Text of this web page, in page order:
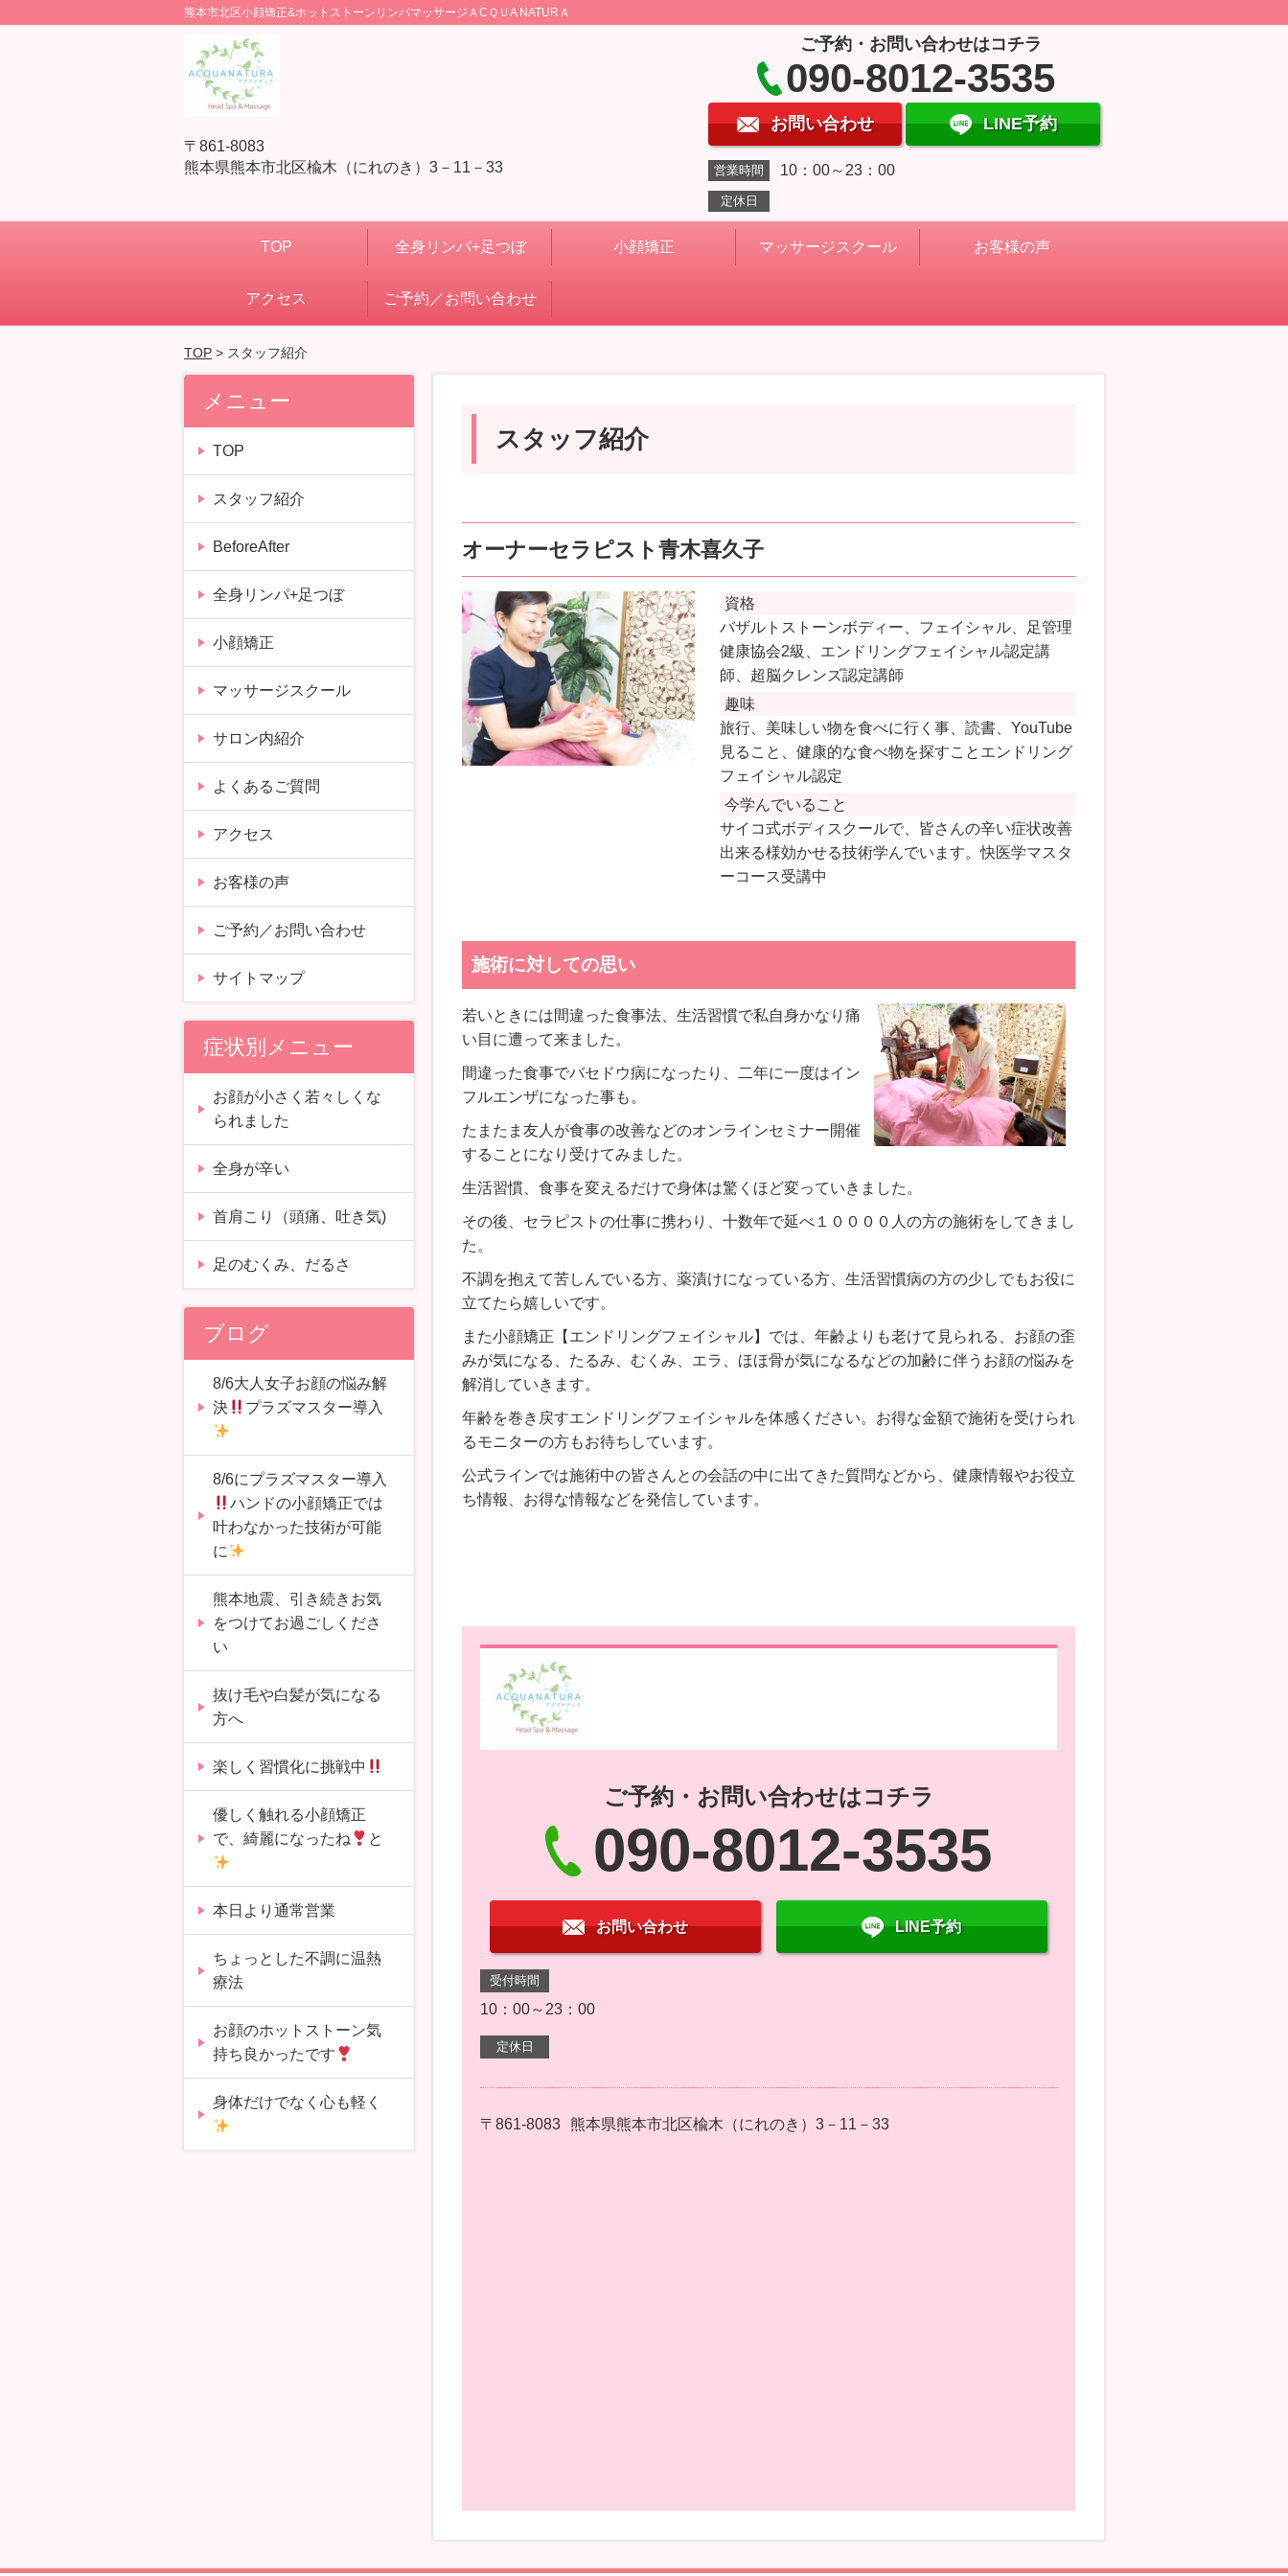
熊本市北区小顔矯正&ホットストーンリンパマッサージＡCＱＵA NATURＡ
〒861-8083
熊本県熊本市北区楡木（にれのき）3－11－33
ご予約・お問い合わせはコチラ
090-8012-3535
お問い合わせ LINE予約
営業時間 10：00～23：00
定休日
TOP 全身リンパ+足つぼ 小顔矯正 マッサージスクール お客様の声
アクセス ご予約／お問い合わせ
TOP > スタッフ紹介
スタッフ紹介
オーナーセラピスト青木喜久子
資格
バザルトストーンボディー、フェイシャル、足管理
健康協会2級、エンドリングフェイシャル認定講
師、超脳クレンズ認定講師
趣味
旅行、美味しい物を食べに行く事、読書、YouTube
見ること、健康的な食べ物を探すことエンドリング
フェイシャル認定
今学んでいること
サイコ式ボディスクールで、皆さんの辛い症状改善
出来る様効かせる技術学んでいます。快医学マスタ
ーコース受講中
施術に対しての思い
若いときには間違った食事法、生活習慣で私自身かなり痛
い目に遭って来ました。
間違った食事でバセドウ病になったり、二年に一度はイン
フルエンザになった事も。
たまたま友人が食事の改善などのオンラインセミナー開催
することになり受けてみました。
生活習慣、食事を変えるだけで身体は驚くほど変っていきました。
その後、セラピストの仕事に携わり、十数年で延べ１００００人の方の施術をしてきまし
た。
不調を抱えて苦しんでいる方、薬漬けになっている方、生活習慣病の方の少しでもお役に
立てたら嬉しいです。
また小顔矯正【エンドリングフェイシャル】では、年齢よりも老けて見られる、お顔の歪
みが気になる、たるみ、むくみ、エラ、ほほ骨が気になるなどの加齢に伴うお顔の悩みを
解消していきます。
年齢を巻き戻すエンドリングフェイシャルを体感ください。お得な金額で施術を受けられ
るモニターの方もお待ちしています。
公式ラインでは施術中の皆さんとの会話の中に出てきた質問などから、健康情報やお役立
ち情報、お得な情報などを発信しています。
ご予約・お問い合わせはコチラ
090-8012-3535
お問い合わせ LINE予約
受付時間
10：00～23：00
定休日
〒861-8083 熊本県熊本市北区楡木（にれのき）3－11－33
メニュー
TOP
スタッフ紹介
BeforeAfter
全身リンパ+足つぼ
小顔矯正
マッサージスクール
サロン内紹介
よくあるご質問
アクセス
お客様の声
ご予約／お問い合わせ
サイトマップ
症状別メニュー
お顔が小さく若々しくな
られました
全身が辛い
首肩こり（頭痛、吐き気)
足のむくみ、だるさ
ブログ
8/6大人女子お顔の悩み解
決
プラズマスター導入
8/6にプラズマスター導入
ハンドの小顔矯正では
叶わなかった技術が可能
に
熊本地震、引き続きお気
をつけてお過ごしくださ
い
抜け毛や白髪が気になる
方へ
楽しく習慣化に挑戦中
優しく触れる小顔矯正
で、綺麗になったね
と
本日より通常営業
ちょっとした不調に温熱
療法
お顔のホットストーン気
持ち良かったです
身体だけでなく心も軽く